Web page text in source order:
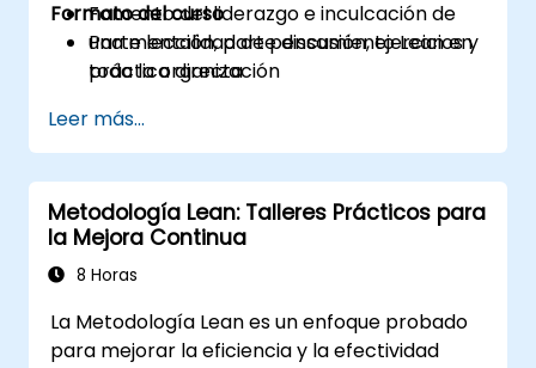
Fomento del liderazgo e inculcación de
una mentalidad de pensamiento Lean en
toda la organización
Formato del curso
Parte lección, parte discusión, ejercicios y
práctica directa
Leer más...
Metodología Lean: Talleres Prácticos para
la Mejora Continua
8 Horas
La Metodología Lean es un enfoque probado
para mejorar la eficiencia y la efectividad